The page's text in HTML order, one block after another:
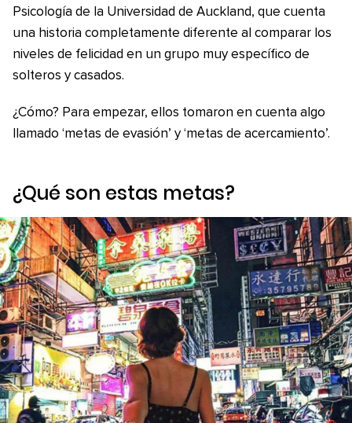
Psicología de la Universidad de Auckland, que cuenta
una historia completamente diferente al comparar los
niveles de felicidad en un grupo muy específico de
solteros y casados.
¿Cómo? Para empezar, ellos tomaron en cuenta algo
llamado ‘metas de evasión’ y ‘metas de acercamiento’.
¿Qué son estas metas?